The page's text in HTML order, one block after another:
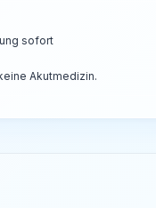
sofort
Akutmedizin.